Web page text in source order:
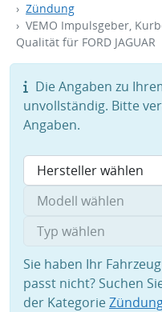
Zündung
VEMO Impulsgeber,
Qualität für FORD JAGUAR
Die Angaben zu
unvollständig. Bitte
Angaben.
Sie haben Ihr
passt nicht? Suchen
der Kategorie